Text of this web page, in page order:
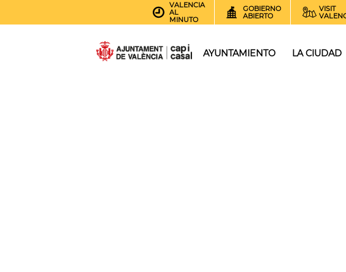
VALENCIA
AL
MINUTO
GOBIERNO
ABIERTO
VISIT
AYUNTAMIENTO LA CIUDAD